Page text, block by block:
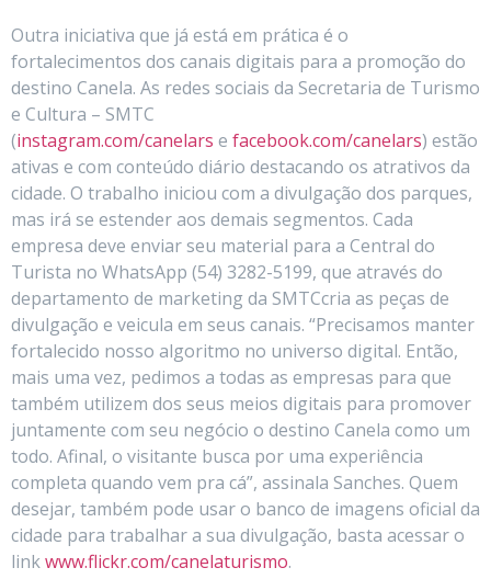
Outra iniciativa que já está em prática é o
fortalecimentos dos canais digitais para a promoção do
destino Canela. As redes sociais da Secretaria de Turismo
e Cultura – SMTC
(instagram.com/canelars e facebook.com/canelars) estão
ativas e com conteúdo diário destacando os atrativos da
cidade. O trabalho iniciou com a divulgação dos parques,
mas irá se estender aos demais segmentos. Cada
empresa deve enviar seu material para a Central do
Turista no WhatsApp (54) 3282-5199, que através do
departamento de marketing da SMTCcria as peças de
divulgação e veicula em seus canais. “Precisamos manter
fortalecido nosso algoritmo no universo digital. Então,
mais uma vez, pedimos a todas as empresas para que
também utilizem dos seus meios digitais para promover
juntamente com seu negócio o destino Canela como um
todo. Afinal, o visitante busca por uma experiência
completa quando vem pra cá”, assinala Sanches. Quem
desejar, também pode usar o banco de imagens oficial da
cidade para trabalhar a sua divulgação, basta acessar o
linkwww.flickr.com/canelaturismo.